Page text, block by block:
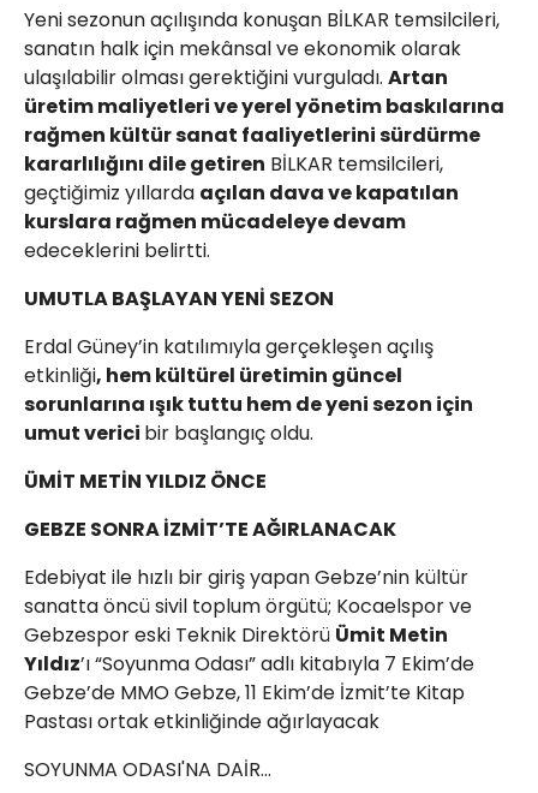
Yeni sezonun açılışında konuşan BİLKAR temsilcileri,
sanatın halk için mekânsal ve ekonomik olarak
ulaşılabilir olması gerektiğini vurguladı. Artan
üretim maliyetleri ve yerel yönetim baskılarına
rağmen kültür sanat faaliyetlerini sürdürme
kararlılığını dile getiren BİLKAR temsilcileri,
geçtiğimiz yıllarda açılan dava ve kapatılan
kurslara rağmen mücadeleye devam
edeceklerini belirtti.
UMUTLA BAŞLAYAN YENİ SEZON
Erdal Güney’in katılımıyla gerçekleşen açılış
etkinliği, hem kültürel üretimin güncel
sorunlarına ışık tuttu hem de yeni sezon için
umut verici bir başlangıç oldu.
ÜMİT METİN YILDIZ ÖNCE
GEBZE SONRA İZMİT’TE AĞIRLANACAK
Edebiyat ile hızlı bir giriş yapan Gebze’nin kültür
sanatta öncü sivil toplum örgütü; Kocaelspor ve
Gebzespor eski Teknik Direktörü Ümit Metin
Yıldız’ı “Soyunma Odası” adlı kitabıyla 7 Ekim’de
Gebze’de MMO Gebze, 11 Ekim’de İzmit’te Kitap
Pastası ortak etkinliğinde ağırlayacak
SOYUNMA ODASI'NA DAİR...